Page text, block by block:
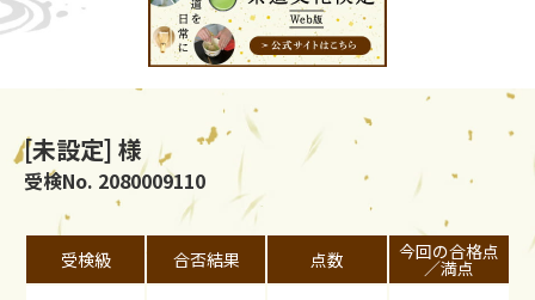
[未設定] 様
受検No. 2080009110
受検級 合否結果 点数 今回の合格点
／満点